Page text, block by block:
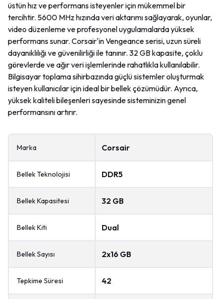
üstün hız ve performans isteyenler için mükemmel bir
tercihtir. 5600 MHz hızında veri aktarımı sağlayarak, oyunlar,
video düzenleme ve profesyonel uygulamalarda yüksek
performans sunar. Corsair'in Vengeance serisi, uzun süreli
dayanıklılığı ve güvenilirliği ile tanınır. 32 GB kapasite, çoklu
görevlerde ve ağır veri işlemlerinde rahatlıkla kullanılabilir.
Bilgisayar toplama sihirbazında güçlü sistemler oluşturmak
isteyen kullanıcılar için ideal bir bellek çözümüdür. Ayrıca,
yüksek kaliteli bileşenleri sayesinde sisteminizin genel
performansını artırır.
Marka Corsair
Bellek Teknolojisi DDR5
Bellek Kapasitesi 32 GB
Bellek Kiti Dual
Bellek Sayısı 2x16 GB
Tepkime Süresi 42